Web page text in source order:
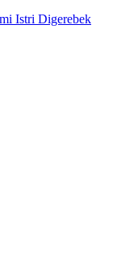
Istri Digerebek